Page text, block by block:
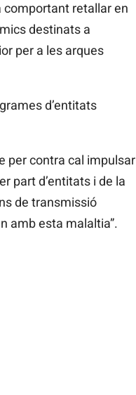
comportant retallar en
destinats a
per a les arques
d’entitats
per contra cal impulsar
part d’entitats i de la
de transmissió
amb esta malaltia”.